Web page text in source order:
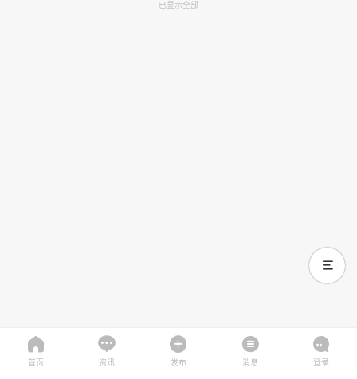
已显示全部
首页 资讯 发布 消息 登录